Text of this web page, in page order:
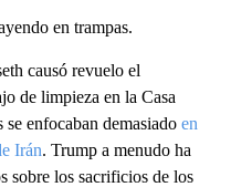
en trampas.
causó revuelo el
de limpieza en la Casa
enfocaban demasiado en
Irán. Trump a menudo ha
sobre los sacrificios de los